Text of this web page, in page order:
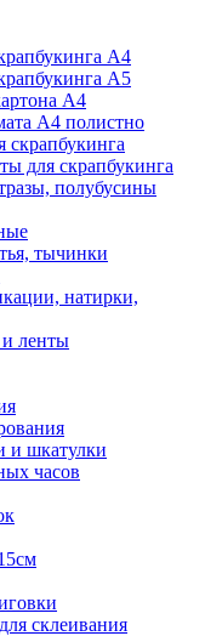
А4
А5
А4
А4 полистно
скрапбукинга
для скрапбукинга
полубусины
тычинки
натирки,
и ленты
и шкатулки
часов
склеивания